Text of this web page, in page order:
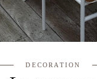
DECORATION